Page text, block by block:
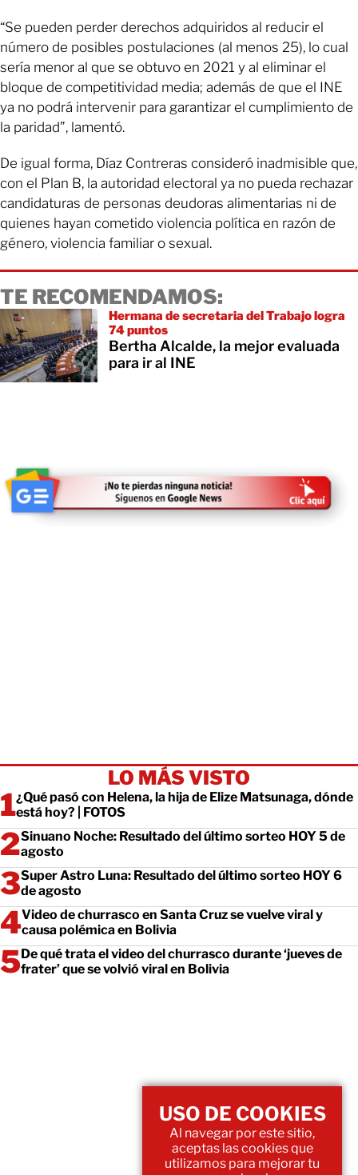
“Se pueden perder derechos adquiridos al reducir el
número de posibles postulaciones (al menos 25), lo cual
sería menor al que se obtuvo en 2021 y al eliminar el
bloque de competitividad media; además de que el INE
ya no podrá intervenir para garantizar el cumplimiento de
la paridad”, lamentó.
De igual forma, Díaz Contreras consideró inadmisible que,
con el Plan B, la autoridad electoral ya no pueda rechazar
candidaturas de personas deudoras alimentarias ni de
quienes hayan cometido violencia política en razón de
género, violencia familiar o sexual.
TE RECOMENDAMOS:
Hermana de secretaria del Trabajo logra
74 puntos
Bertha Alcalde, la mejor evaluada
para ir al INE
LO MÁS VISTO
¿Qué pasó con Helena, la hija de Elize Matsunaga, dónde
está hoy? | FOTOS
Sinuano Noche: Resultado del último sorteo HOY 5 de
agosto
Super Astro Luna: Resultado del último sorteo HOY 6
de agosto
Video de churrasco en Santa Cruz se vuelve viral y
causa polémica en Bolivia
De qué trata el video del churrasco durante ‘jueves de
frater’ que se volvió viral en Bolivia
USO DE COOKIES
Al navegar por este sitio,
aceptas las cookies que
utilizamos para mejorar tu